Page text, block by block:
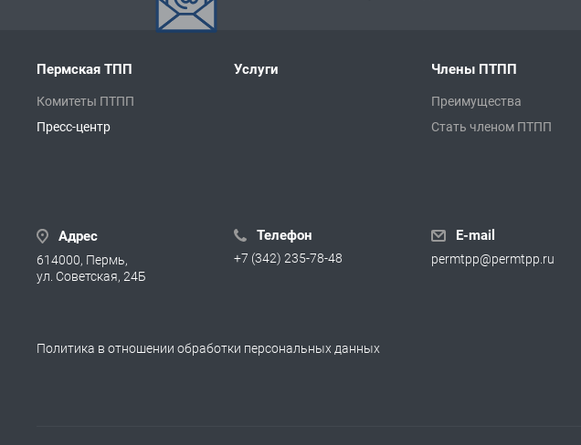
Пермская ТПП
Комитеты ПТПП
Пресс-центр
Услуги Члены ПТПП
Преимущества
Стать членом ПТПП
Адрес
614000, Пермь,
ул. Советская, 24Б
Телефон
+7 (342) 235-78-48
E-mail
permtpp@permtpp.ru
Политика в отношении обработки персональных данных